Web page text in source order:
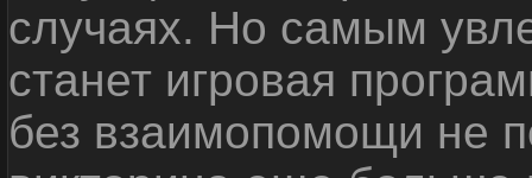
случаях. Но самым
станет игровая
без взаимопомощи не